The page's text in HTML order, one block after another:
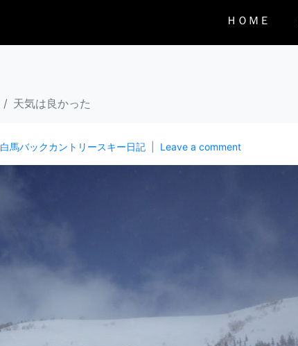
ＨＯＭＥ
天気は良かった
白馬バックカントリースキー日記 Leave a comment